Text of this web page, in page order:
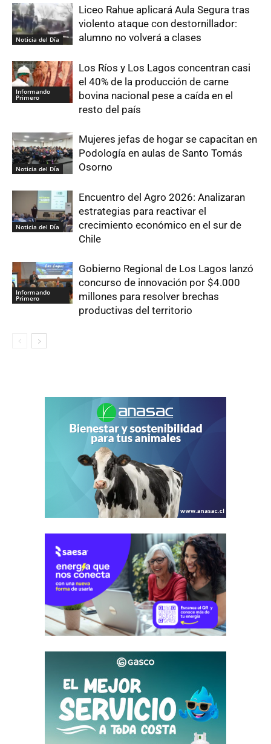
Noticia del Día
Liceo Rahue aplicará Aula Segura tras
violento ataque con destornillador:
alumno no volverá a clases
Informando
Primero
Los Ríos y Los Lagos concentran casi
el 40% de la producción de carne
bovina nacional pese a caída en el
resto del país
Noticia del Día
Mujeres jefas de hogar se capacitan en
Podología en aulas de Santo Tomás
Osorno
Noticia del Día
Encuentro del Agro 2026: Analizaran
estrategias para reactivar el
crecimiento económico en el sur de
Chile
Informando
Primero
Gobierno Regional de Los Lagos lanzó
concurso de innovación por $4.000
millones para resolver brechas
productivas del territorio